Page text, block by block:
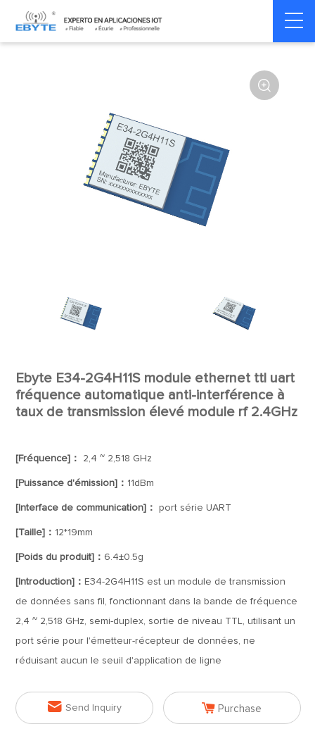
Home > Module > SPI/SOC/UART

Ebyte E34-2G4H11S module ethernet ttl uart
fréquence automatique anti-interférence à
taux de transmission élevé module rf 2.4GHz
[Fréquence]： 2,4 ~ 2,518 GHz
[Puissance d'émission]： 11dBm
[Interface de communication]： port série UART
[Taille]： 12*19mm
[Poids du produit]： 6.4±0.5g
[Introduction]： E34-2G4H11S est un module de transmission
de données sans fil, fonctionnant dans la bande de fréquence
2,4 ~ 2,518 GHz, semi-duplex, sortie de niveau TTL, utilisant un
port série pour l'émetteur-récepteur de données, ne
réduisant aucun le seuil d'application de ligne
 Send Inquiry  Purchase